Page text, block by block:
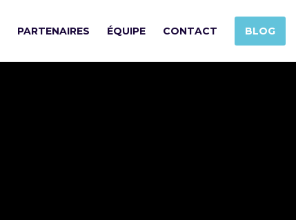
PARTENAIRES ÉQUIPE CONTACT BLOG